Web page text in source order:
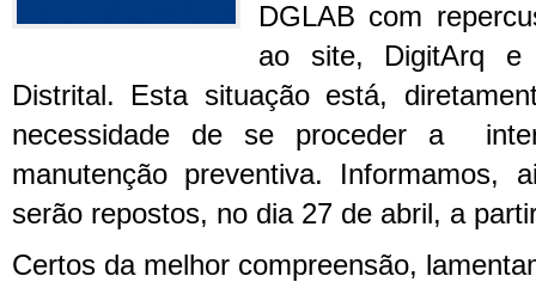
DGLAB com
ao site, DigitArq e
Distrital. Esta situação está,
necessidade de se proceder a
manutenção preventiva. Informamos,
serão repostos, no dia 27 de abril, a
Certos da melhor compreensão,